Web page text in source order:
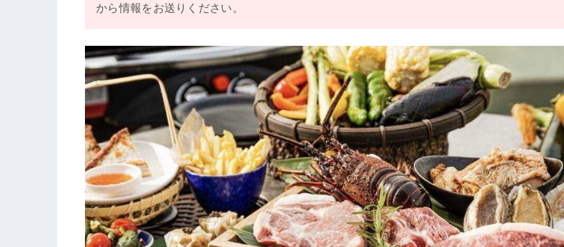
から情報をお送りください。